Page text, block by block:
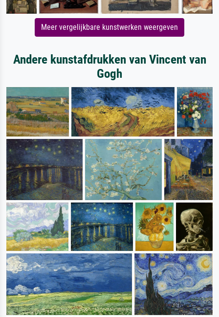
Meer vergelijkbare kunstwerken weergeven
Andere kunstafdrukken van Vincent van
Gogh